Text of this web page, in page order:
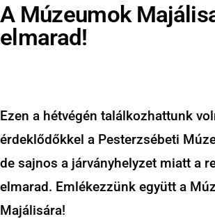
A Múzeumok
elmarad!
Ezen a hétvégén találkozhattunk
érdeklődőkkel a Pesterzsébeti
de sajnos a járványhelyzet miatt a
elmarad. Emlékezzünk együtt a
Majálisára!